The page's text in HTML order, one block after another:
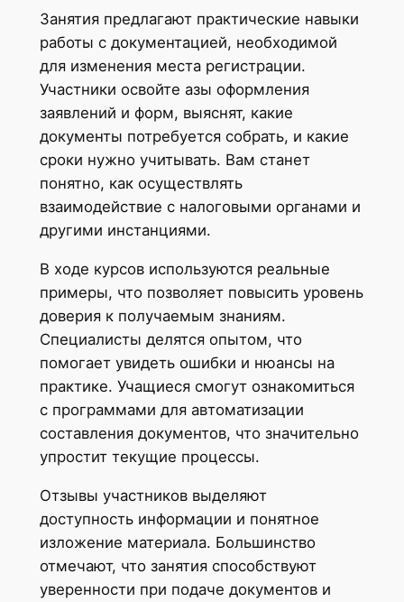
Занятия предлагают практические навыки
работы с документацией, необходимой
для изменения места регистрации.
Участники освойте азы оформления
заявлений и форм, выяснят, какие
документы потребуется собрать, и какие
сроки нужно учитывать. Вам станет
понятно, как осуществлять
взаимодействие с налоговыми органами и
другими инстанциями.
В ходе курсов используются реальные
примеры, что позволяет повысить уровень
доверия к получаемым знаниям.
Специалисты делятся опытом, что
помогает увидеть ошибки и нюансы на
практике. Учащиеся смогут ознакомиться
с программами для автоматизации
составления документов, что значительно
упростит текущие процессы.
Отзывы участников выделяют
доступность информации и понятное
изложение материала. Большинство
отмечают, что занятия способствуют
уверенности при подаче документов и